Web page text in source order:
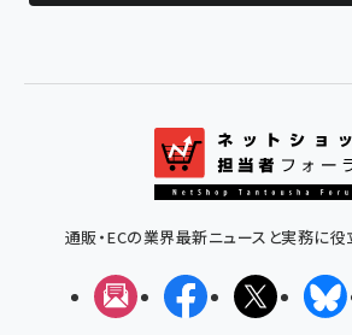
通販・ECの業界最新ニュースと実務に
メルマガFacebookX(エック